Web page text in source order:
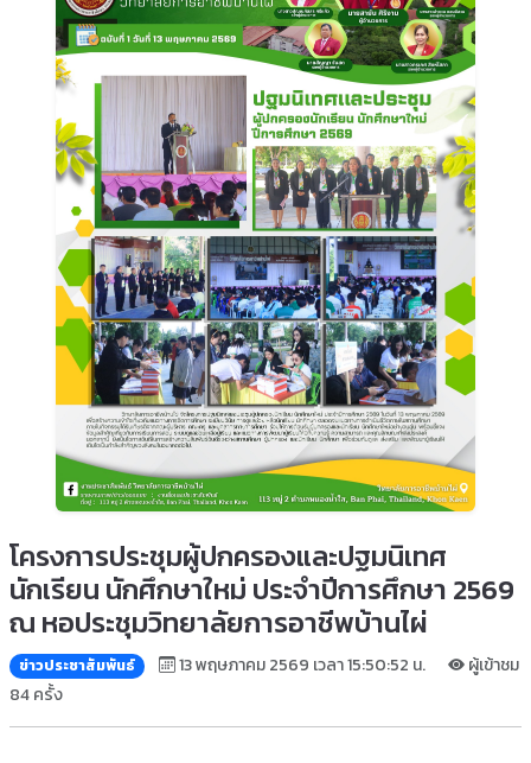
โครงการประชุมผู้ปกครองและปฐมนิเทศ
นักเรียน นักศึกษาใหม่ ประจำปีการศึกษา 2569
ณ หอประชุมวิทยาลัยการอาชีพบ้านไผ่
ข่าวประชาสัมพันธ์ 13 พฤษภาคม 2569 เวลา 15:50:52 น.
ผู้เข้าชม
84 ครั้ง